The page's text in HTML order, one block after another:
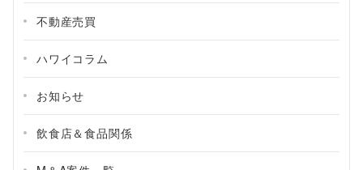
不動産売買
ハワイコラム
お知らせ
飲食店＆食品関係